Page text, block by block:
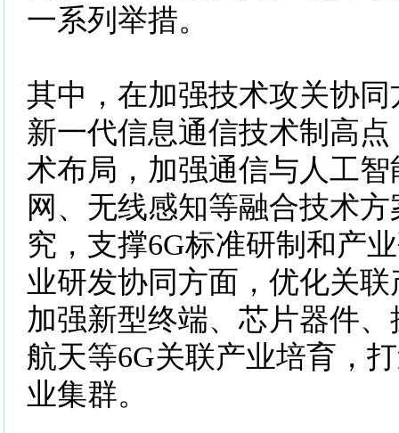
一系列举措。
其中，在加强技术攻关协
新一代信息通信技术制高
术布局，加强通信与人工
网、无线感知等融合技术
究，支撑6G标准研制和产
业研发协同方面，优化关
加强新型终端、芯片器件
航天等6G关联产业培育，
业集群。